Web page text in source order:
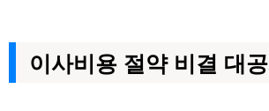
이사비용 절약 비결 대